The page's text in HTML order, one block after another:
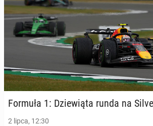
Formuła 1: Dzie­wią­ta runda na
2 lipca, 12:30